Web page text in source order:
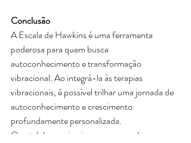
Conclusão
A Escala de Hawkins é uma ferramenta
poderosa para quem busca
autoconhecimento e transformação
vibracional. Ao integrá-la às terapias
vibracionais, é possível trilhar uma jornada de
autoconhecimento e crescimento
profundamente personalizada.
Que tal dar o primeiro passo para elevar sua